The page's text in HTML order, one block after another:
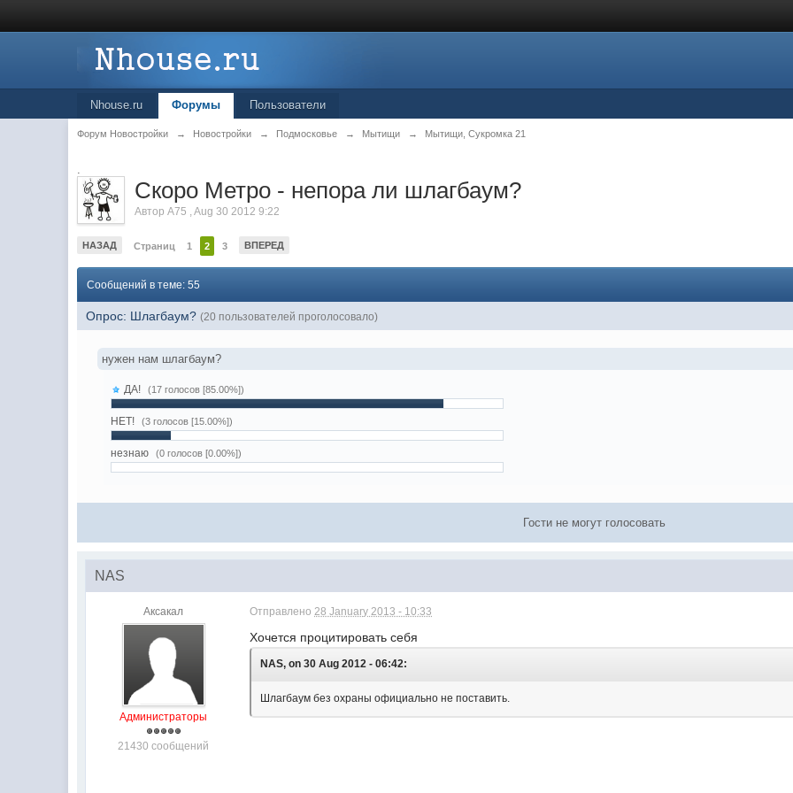
Nhouse.ru Форумы Пользователи
Форум Новостройки → Новостройки → Подмосковье → Мытищи → Мытищи, Сукромка 21
.
Скоро Метро - непора ли шлагбаум?
АвторA75 ,Aug 30 2012 9:22
НАЗАД Страниц 1 2 3 ВПЕРЕД
Сообщений в теме: 55
Опрос: Шлагбаум?(20 пользователей проголосовало)
нужен нам шлагбаум?
ДА! (17 голосов [85.00%])
НЕТ! (3 голосов [15.00%])
незнаю (0 голосов [0.00%])
Гости не могут голосовать
NAS
Аксакал
Администраторы
21430 сообщений
Отправлено28 January 2013 - 10:33
Хочется процитировать себя
NAS, on 30 Aug 2012 - 06:42:
Шлагбаум без охраны официально не поставить.